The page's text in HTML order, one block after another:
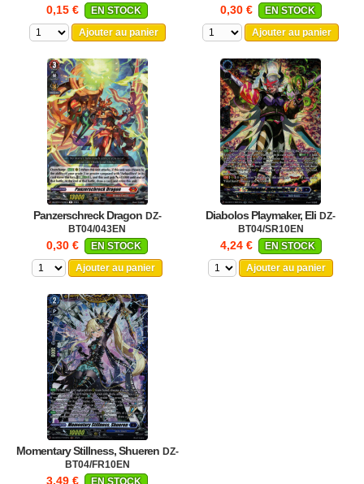
0,15 €
EN STOCK
Ajouter au panier
0,30 €
EN STOCK
Ajouter au panier
Panzerschreck Dragon DZ-
BT04/043EN
0,30 €
EN STOCK
Ajouter au panier
Diabolos Playmaker, Eli DZ-
BT04/SR10EN
4,24 €
EN STOCK
Ajouter au panier
Momentary Stillness, Shueren DZ-
BT04/FR10EN
3,49 € EN STOCK